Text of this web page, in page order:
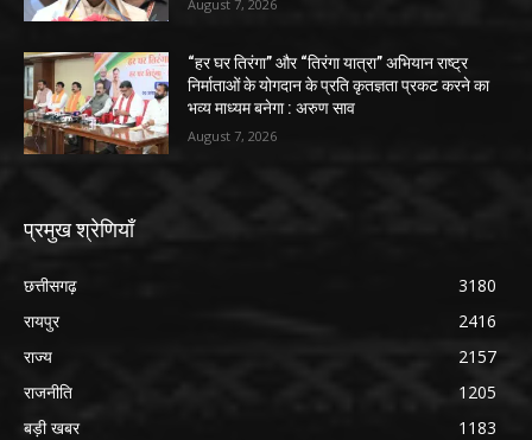
August 7, 2026
“हर घर तिरंगा” और “तिरंगा यात्रा” अभियान राष्ट्र
निर्माताओं के योगदान के प्रति कृतज्ञता प्रकट करने का
भव्य माध्यम बनेगा : अरुण साव
August 7, 2026
प्रमुख श्रेणियाँ
छत्तीसगढ़
3180
रायपुर
2416
राज्य
2157
राजनीति
1205
बड़ी खबर
1183